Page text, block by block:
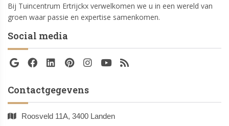
Bij Tuincentrum Ertrijckx verwelkomen we u in een wereld van
groen waar passie en expertise samenkomen.
Social media
Contactgegevens
Roosveld 11A, 3400 Landen